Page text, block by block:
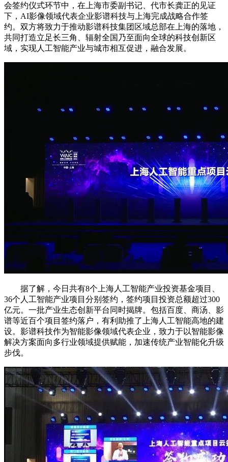
会签约仪式环节中，在上海市委副书记、代市长龚正的见证
下，AI影像领域代表企业影谱科技与上海完成战略合作签
约。双方将致力于推动影谱科技集团区域总部在上海的落地，
共同打造立足长三角、辐射全国乃至面向全球的科技创新区
域，实现人工智能产业与城市相互促进，融合发展。
据了解，今日共有8个上海人工智能产业投资基金项目、
36个人工智能产业项目分别签约，签约项目投资总额超过300
亿元。一批产业生态创新平台同时揭牌。包括百度、商汤、影
谱等近百个项目签约落户，有利助推了上海人工智能高地的建
设。影谱科技作为智能影像领域代表企业，致力于以智能影像
解决方案面向多行业领域提供赋能，加速传统产业智能化升级
步伐。